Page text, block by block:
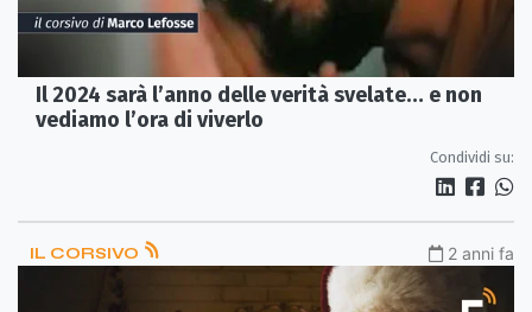
Il 2024 sarà l’anno delle verità svelate… e non
vediamo l’ora di viverlo
Condividi su:
IL CORSIVO 2 anni fa